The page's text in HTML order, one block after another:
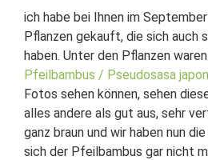
ich habe bei Ihnen im
Pflanzen gekauft, die sich auch
haben. Unter den Pflanzen
Pfeilbambus / Pseudosasa
Fotos sehen können, sehen
alles andere als gut aus, sehr
ganz braun und wir haben nun
sich der Pfeilbambus gar nicht